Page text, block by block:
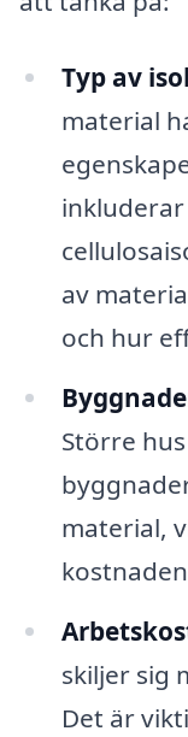
Typ av
material
av
och hur
Större
material,
skiljer sig
Det är